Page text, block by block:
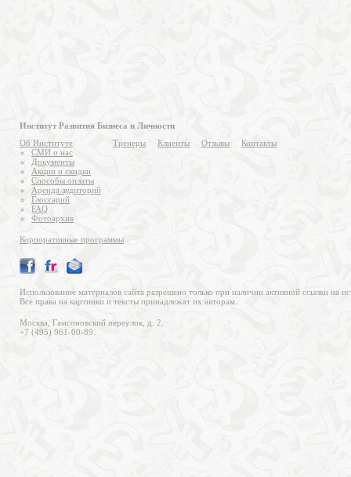
Институт Развития Бизнеса и Личности
Об Институте
СМИ о нас
Документы
Акции и скидки
Способы оплаты
Аренда аудиторий
Глоссарий
FAQ
Фотоархив
Тренеры Клиенты Отзывы Контакты
Корпоративные программы
Использование материалов сайта разрешено только при наличии активной ссылки на
Все права на картинки и тексты принадлежат их авторам.
Москва, Гамсоновский переулок, д. 2.
+7 (495) 961-00-89.